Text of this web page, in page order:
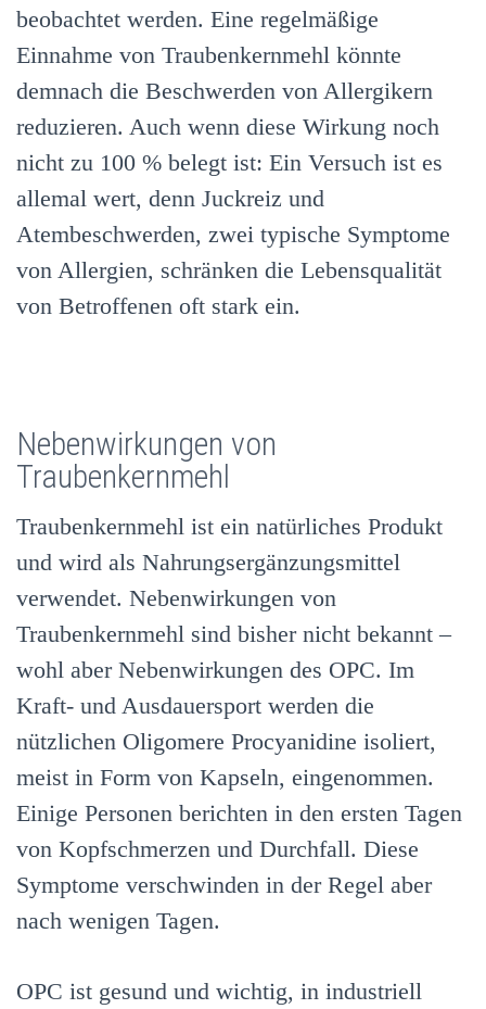
beobachtet werden. Eine regelmäßige
Einnahme von Traubenkernmehl könnte
demnach die Beschwerden von Allergikern
reduzieren. Auch wenn diese Wirkung noch
nicht zu 100 % belegt ist: Ein Versuch ist es
allemal wert, denn Juckreiz und
Atembeschwerden, zwei typische Symptome
von Allergien, schränken die Lebensqualität
von Betroffenen oft stark ein.
Nebenwirkungen von
Traubenkernmehl
Traubenkernmehl ist ein natürliches Produkt
und wird als Nahrungsergänzungsmittel
verwendet. Nebenwirkungen von
Traubenkernmehl sind bisher nicht bekannt –
wohl aber Nebenwirkungen des OPC. Im
Kraft- und Ausdauersport werden die
nützlichen Oligomere Procyanidine isoliert,
meist in Form von Kapseln, eingenommen.
Einige Personen berichten in den ersten Tagen
von Kopfschmerzen und Durchfall. Diese
Symptome verschwinden in der Regel aber
nach wenigen Tagen.
OPC ist gesund und wichtig, in industriell